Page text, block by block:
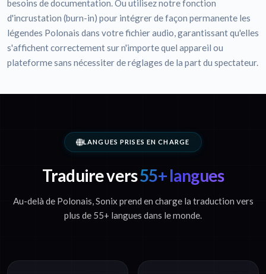
besoins de documentation. Ou utilisez notre fonction
d'incrustation (burn-in) pour intégrer de façon permanente les
légendes Polonais dans votre fichier audio, garantissant qu'elles
s'affichent correctement sur n'importe quel appareil ou
plateforme sans nécessiter de réglages de la part du spectateur.
LANGUES PRISES EN CHARGE
Traduire vers55+ langues
Au-delà de Polonais, Sonix prend en charge la traduction vers
plus de 55+ langues dans le monde.